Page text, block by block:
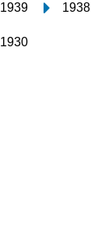
1939 1938
1930